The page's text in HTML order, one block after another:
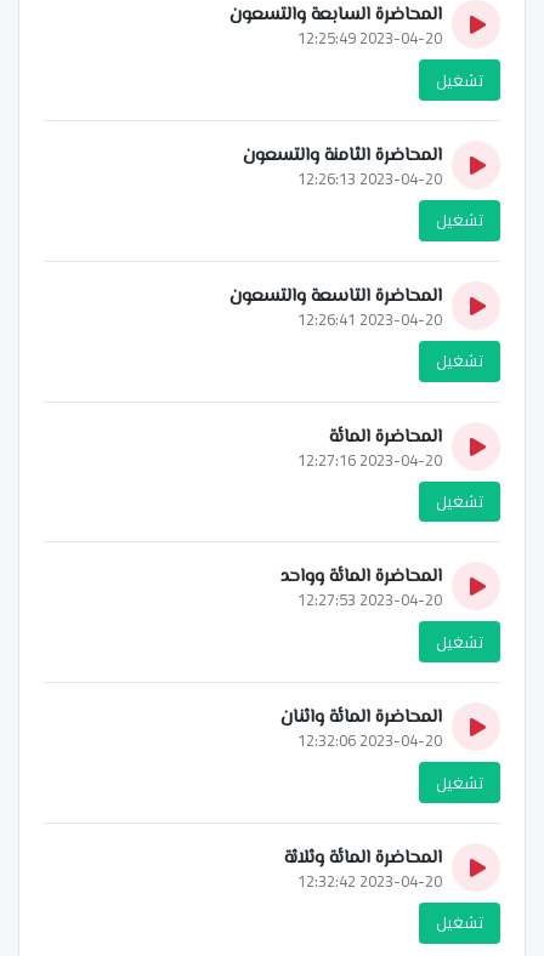
المحاضرة السابعة والتسعون
2023-04-20 12:25:49
تشغيل
المحاضرة الثامنة والتسعون
2023-04-20 12:26:13
تشغيل
المحاضرة التاسعة والتسعون
2023-04-20 12:26:41
تشغيل
المحاضرة المائة
2023-04-20 12:27:16
تشغيل
المحاضرة المائة وواحد
2023-04-20 12:27:53
تشغيل
المحاضرة المائة واثنان
2023-04-20 12:32:06
تشغيل
المحاضرة المائة وثلاثة
2023-04-20 12:32:42
تشغيل